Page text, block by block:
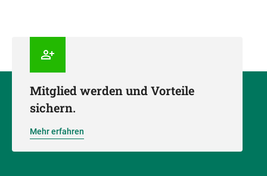
Mitglied werden und Vorteile
sichern.
Mehr erfahren